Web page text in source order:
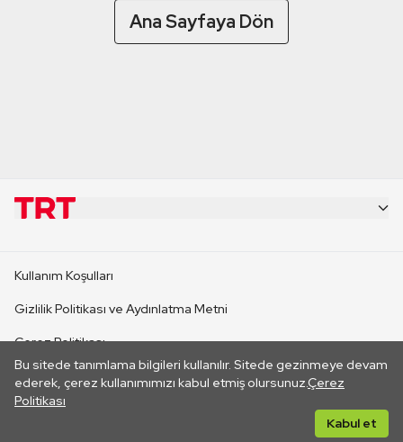
Ana Sayfaya Dön
Bu sitede tanımlama bilgileri kullanılır. Sitede gezinmeye devam
ederek, çerez kullanımımızı kabul etmiş olursunuz.Çerez
Politikası
Kabul et
CANLI YAYINLAR
Kullanım Koşulları
Gizlilik Politikası ve Aydınlatma Metni
Çerez Politikası
İletişim
Her hakkı saklıdır. ©2026 TRT. Bağlantı yoluyla gidilen dış